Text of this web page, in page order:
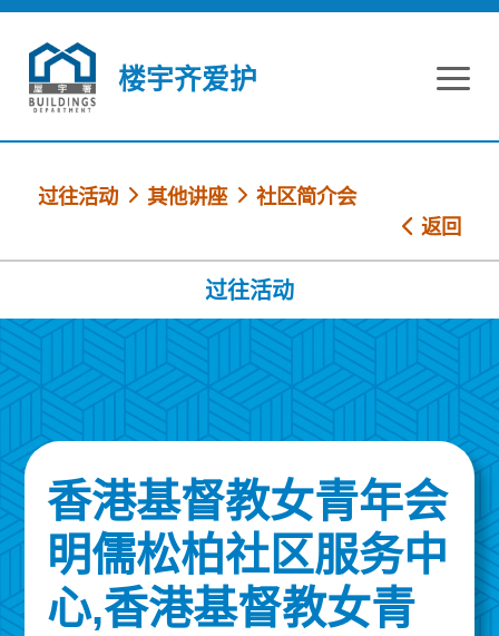
跳到内容
楼宇齐爱护
过往活动 其他讲座
社区简介会
返回
过往活动
香港基督教女青年会
明儒松柏社区服务中
心,香港基督教女青